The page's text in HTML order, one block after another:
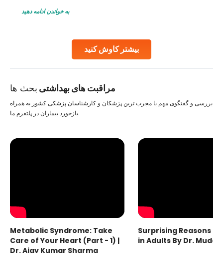
بیشتر کاوش کنید
challenges and help couples achieve their dream of
collected, they process the
به خواندن ادامه دهید
مراقبت های بهداشتی بحث ها
بررسی و گفتگوی مهم با مجرب ترین پزشکان و کارشناسان پزشکی کشور به همراه
بازخورد بیماران در پلتفرم ما.
Metabolic Syndrome: Take
Care of Your Heart (Part - 1) |
Dr. Ajay Kumar Sharma
Surprising Reasons
in Adults By Dr.